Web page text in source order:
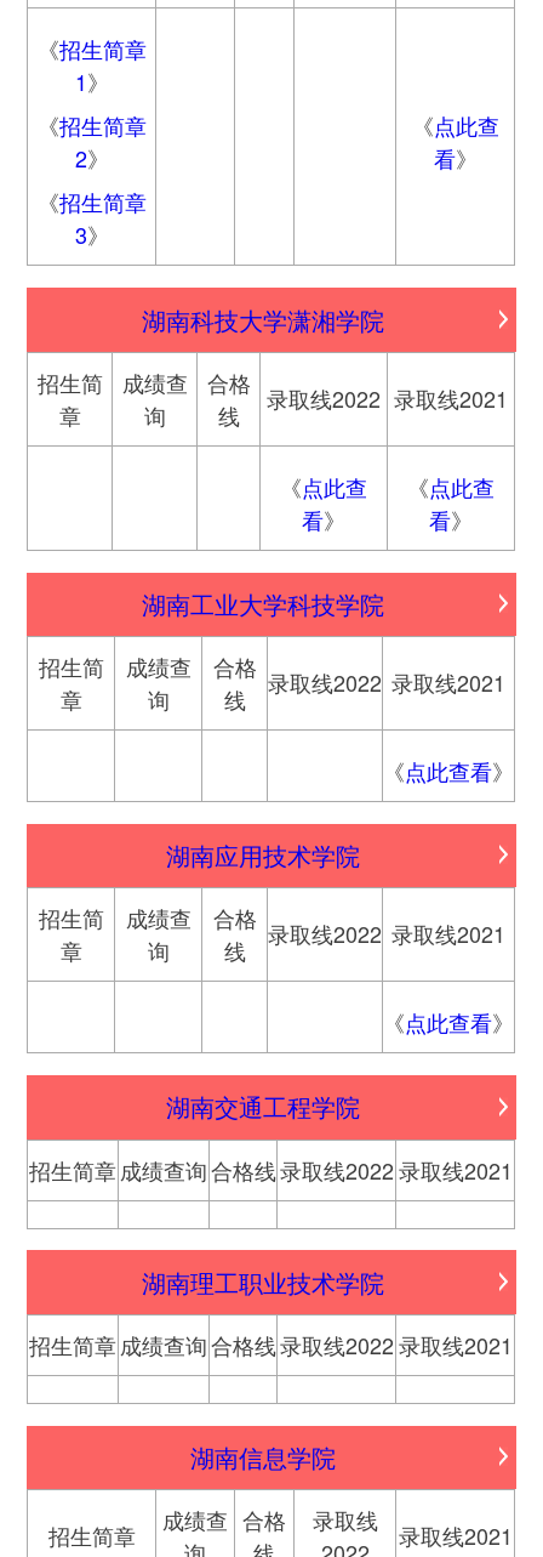
《招生简章
1》
《招生简章
2》
《招生简章
3》
《点此查
看》
湖南科技大学潇湘学院
招生简
章
成绩查
询
合格
线
录取线2022 录取线2021
《点此查
看》
《点此查
看》
湖南工业大学科技学院
招生简
章
成绩查
询
合格
线
录取线2022 录取线2021
《点此查看》
湖南应用技术学院
招生简
章
成绩查
询
合格
线
录取线2022 录取线2021
《点此查看》
湖南交通工程学院
招生简章成绩查询合格线录取线2022录取线2021
湖南理工职业技术学院
招生简章成绩查询合格线录取线2022录取线2021
湖南信息学院
招生简章
成绩查 合格
录取线
录取线2021